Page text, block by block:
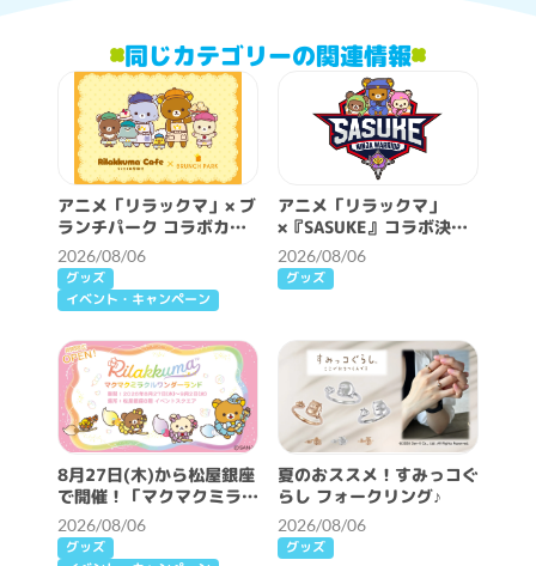
同じカテゴリーの関連情報
アニメ「リラックマ」× ブ
ランチパーク コラボカフ
ェ開催決定！
2026/08/06
グッズ
イベント・キャンペーン
アニメ「リラックマ」
×『SASUKE』コラボ決
定！
2026/08/06
グッズ
8月27日(木)から松屋銀座
で開催！「マクマクミラク
ルワンダーランド」詳細情
報♪
2026/08/06
グッズ
夏のおススメ！すみっコぐ
らし フォークリング♪
2026/08/06
グッズ